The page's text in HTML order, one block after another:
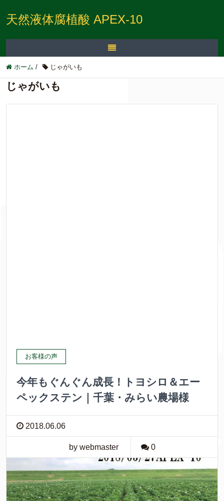
天然液体腐植酸 APEX-10
ホーム / じゃがいも
じゃがいも
お客様の声
今年もぐんぐん成長！トヨシロ＆エー
ペックステン｜千葉・みらい農場様
2018.06.06
by webmaster 0